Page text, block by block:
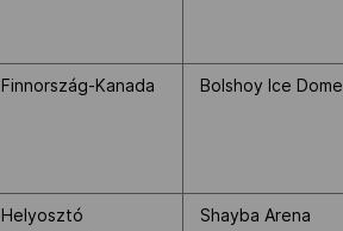
Finnország-Kanada Bolshoy Ice Dome
Helyosztó
Shayba Arena